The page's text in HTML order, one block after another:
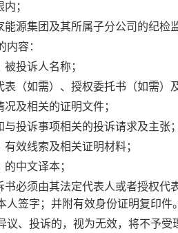
；
能源集团及其所属子分公司的纪检
内容：
投诉人名称；
表（如需）、授权委托书（如需）
及相关的证明文件；
与投诉事项相关的投诉请求及主张
效线索及相关证明材料；
中文译本；
书必须由其法定代表人或者授权
人签字；并附有效身份证明复印件
议、投诉的，视为无效，将不予受